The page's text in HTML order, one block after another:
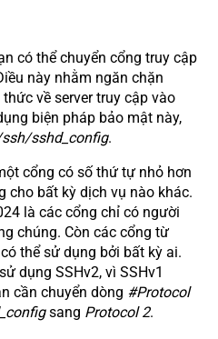
có thể chuyển cổng truy cập
này nhằm ngăn chặn
về server truy cập vào
biện pháp bảo mật này,
sshd_config.
cổng có số thứ tự nhỏ hơn
cho bất kỳ dịch vụ nào khác.
là các cổng chỉ có người
chúng. Còn các cổng từ
thể sử dụng bởi bất kỳ ai.
dụng SSHv2, vì SSHv1
cần chuyển dòng #Protocol
sang Protocol 2.